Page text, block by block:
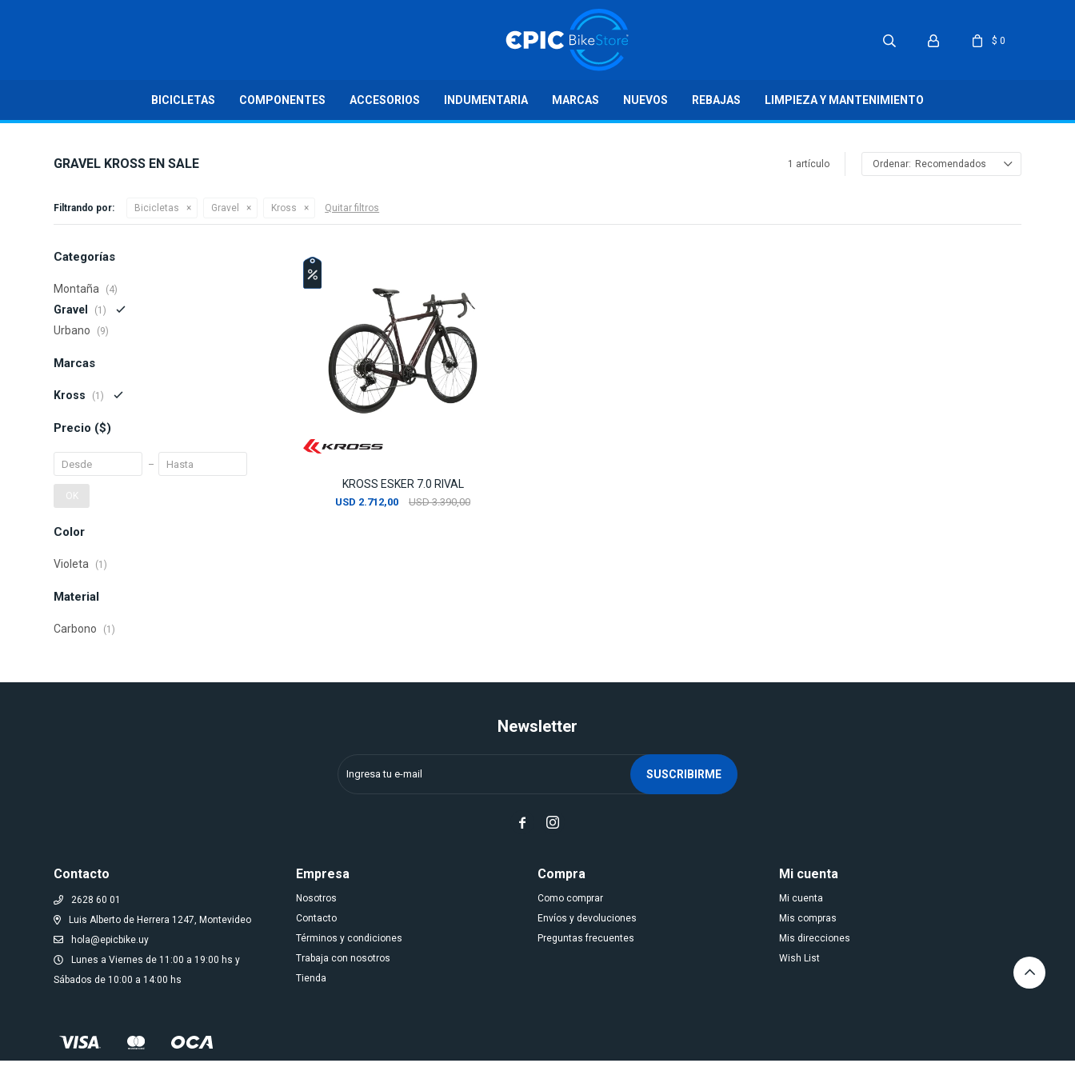
BICICLETAS COMPONENTES ACCESORIOS INDUMENTARIA MARCAS NUEVOS REBAJAS LIMPIEZA Y MANTENIMIENTO
$ 0
GRAVEL KROSS EN SALE 1 artículo Recomendados
Filtrando por: Bicicletas Gravel Kross Quitar filtros
KROSS ESKER 7.0 RIVAL
USD 2.712,00 USD 3.390,00
Categorías
Montaña (4)
Gravel (1)
Urbano (9)
Marcas
Kross (1)
Precio ($)
OK
Color
Violeta (1)
Material
Carbono (1)
Contacto
2628 60 01
Luis Alberto de Herrera 1247, Montevideo
hola@epicbike.uy
Lunes a Viernes de 11:00 a 19:00 hs y
Sábados de 10:00 a 14:00 hs
Empresa
Nosotros
Contacto
Términos y condiciones
Trabaja con nosotros
Tienda
Compra
Como comprar
Envíos y devoluciones
Preguntas frecuentes
Mi cuenta
Mi cuenta
Mis compras
Mis direcciones
Wish List
Newsletter
SUSCRIBIRME
 